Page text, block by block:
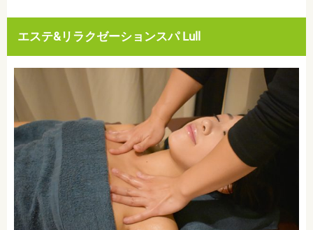
エステ&リラクゼーションスパ Lull